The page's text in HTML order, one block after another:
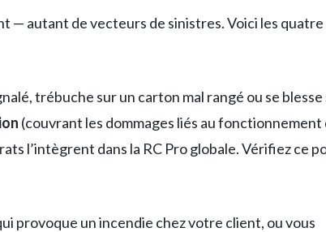
— autant de vecteurs de sinistres. Voici les quatre
trébuche sur un carton mal rangé ou se blesse
(couvrant les dommages liés au
l’intègrent dans la RC Pro globale. Vérifiez ce
provoque un incendie chez votre client, ou vous